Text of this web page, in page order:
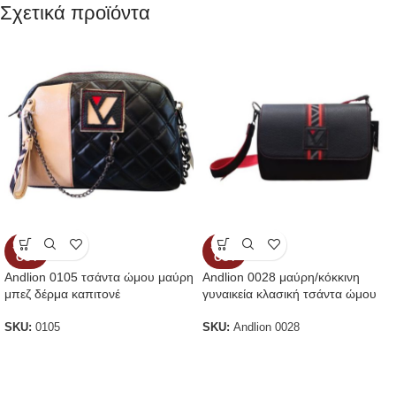
Σχετικά προϊόντα
SOLD
OUT
Andlion 0105 τσάντα ώμου μαύρη
μπεζ δέρμα καπιτονέ
SKU: 0105
SOLD
OUT
Andlion 0028 μαύρη/κόκκινη
γυναικεία κλασική τσάντα ώμου
SKU: Andlion 0028